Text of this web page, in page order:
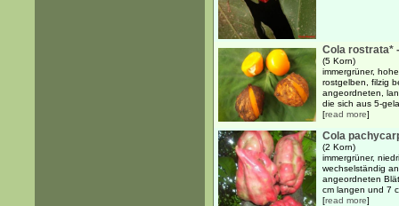
Cola rostrata*
(5 Korn)
immergrüner,
rostgelben, filzig
angeordneten,
die sich aus 5-
[read more]
Cola
(2 Korn)
immergrüner,
wechselständig
angeordneten
cm langen und 7
[read more]